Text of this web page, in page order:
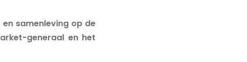
samenleving op de
generaal en het